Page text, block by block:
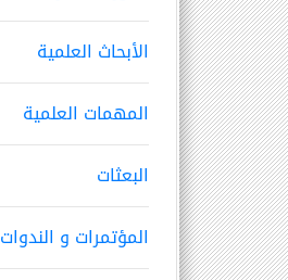
الأبحاث العلمية
المهمات العلمية
البعثات
المؤتمرات و الندوات